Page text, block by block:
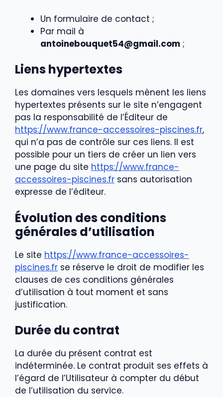
Un formulaire de contact ;
Par mail à
antoinebouquet54@gmail.com ;
Liens hypertextes
Les domaines vers lesquels mènent les liens
hypertextes présents sur le site n’engagent
pas la responsabilité de l’Éditeur de
https://www.france-accessoires-piscines.fr,
qui n’a pas de contrôle sur ces liens. Il est
possible pour un tiers de créer un lien vers
une page du site https://www.france-
accessoires-piscines.fr sans autorisation
expresse de l’éditeur.
Évolution des conditions
générales d’utilisation
Le site https://www.france-accessoires-
piscines.fr se réserve le droit de modifier les
clauses de ces conditions générales
d’utilisation à tout moment et sans
justification.
Durée du contrat
La durée du présent contrat est
indéterminée. Le contrat produit ses effets à
l’égard de l’Utilisateur à compter du début
de l’utilisation du service.